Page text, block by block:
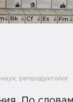
репродуктолог